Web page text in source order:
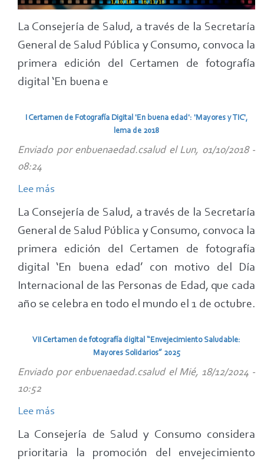
el
plazo
de
presentación
obras
Digital
'En
buena
edad':
'Mayores
de
La Consejería de Salud, a través de la Secretaría
General de Salud Pública y Consumo, convoca la
primera edición deI Certamen de fotografía
digital ‘En buena e
I Certamen de Fotografía Digital 'En buena edad': 'Mayores y TIC',
lema de 2018
Enviado por enbuenaedad.csaludel Lun, 01/10/2018 -
08:24
Lee más
Digital
'En
buena
'Mayores
TIC',
La Consejería de Salud, a través de la Secretaría
General de Salud Pública y Consumo, convoca la
primera edición deI Certamen de fotografía
digital ‘En buena edad’ con motivo del Día
Internacional de las Personas de Edad, que cada
año se celebra en todo el mundo el 1 de octubre.
VII Certamen de fotografía digital “Envejecimiento Saludable:
Mayores Solidarios” 2025
Enviado por enbuenaedad.csaludel Mié, 18/12/2024 -
10:52
Lee más
La Consejería de Salud y Consumo considera
prioritaria la promoción del envejecimiento